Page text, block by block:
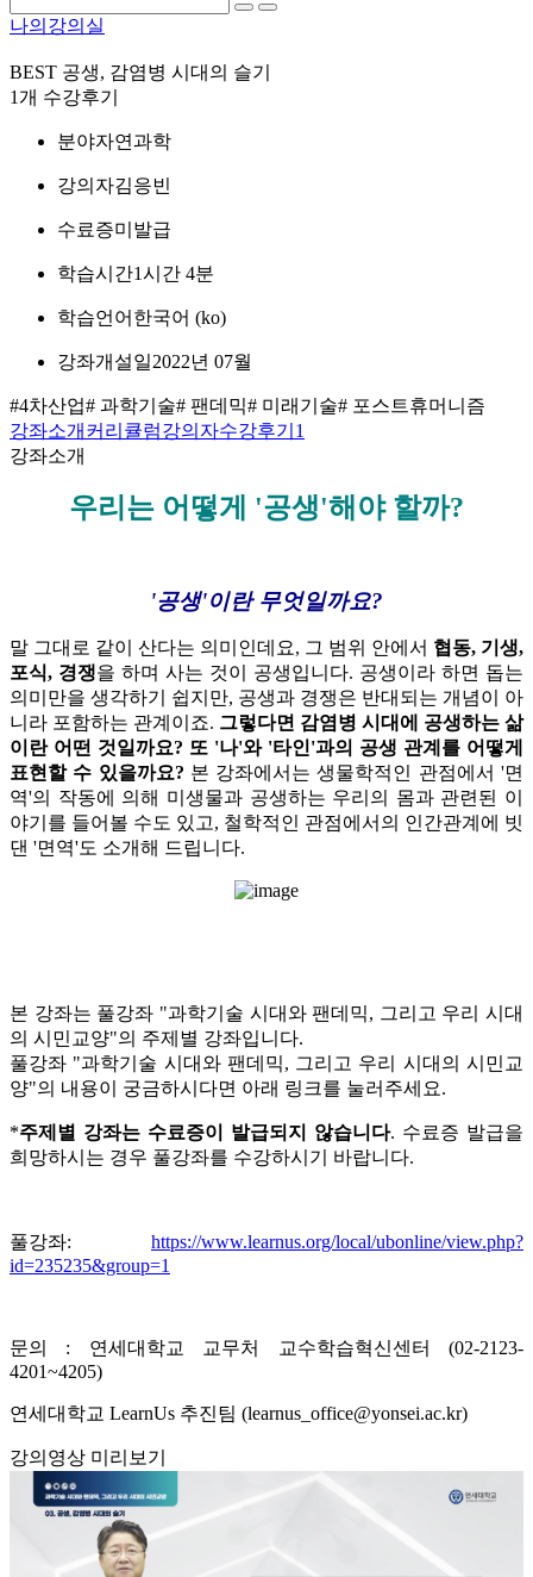
나의강의실
BEST 공생, 감염병 시대의 슬기
1개 수강후기
분야자연과학
강의자김응빈
수료증미발급
학습시간1시간 4분
학습언어 한국어 ‎(ko)‎
강좌개설일2022년 07월
#4차산업# 과학기술# 팬데믹# 미래기술# 포스트휴머니즘
강좌소개 커리큘럼강의자수강후기 1
강좌소개
우리는 어떻게 '공생'해야 할까?
'공생'이란 무엇일까요?
말 그대로 같이 산다는 의미인데요, 그 범위 안에서 협동, 기생,
포식, 경쟁을 하며 사는 것이 공생입니다. 공생이라 하면 돕는
의미만을 생각하기 쉽지만, 공생과 경쟁은 반대되는 개념이 아
니라 포함하는 관계이죠. 그렇다면 감염병 시대에 공생하는 삶
이란 어떤 것일까요? 또 '나'와 '타인'과의 공생 관계를 어떻게
표현할 수 있을까요? 본 강좌에서는 생물학적인 관점에서'면
역'의 작동에 의해 미생물과 공생하는 우리의 몸과 관련된 이
야기를 들어볼 수도 있고, 철학적인 관점에서의 인간관계에 빗
댄 '면역'도 소개해 드립니다.
본 강좌는 풀강좌 "과학기술 시대와 팬데믹, 그리고 우리 시대
의 시민교양"의 주제별 강좌입니다.
풀강좌 "과학기술 시대와 팬데믹, 그리고 우리 시대의 시민교
양"의 내용이 궁금하시다면 아래 링크를 눌러주세요.
*주제별 강좌는 수료증이 발급되지 않습니다. 수료증 발급을
희망하시는 경우 풀강좌를 수강하시기 바랍니다.
풀강좌: https://www.learnus.org/local/ubonline/view.php?
id=235235&group=1
문의 : 연세대학교 교무처 교수학습혁신센터 (02-2123-
4201~4205)
연세대학교 LearnUs 추진팀 (learnus_office@yonsei.ac.kr)
강의영상 미리보기